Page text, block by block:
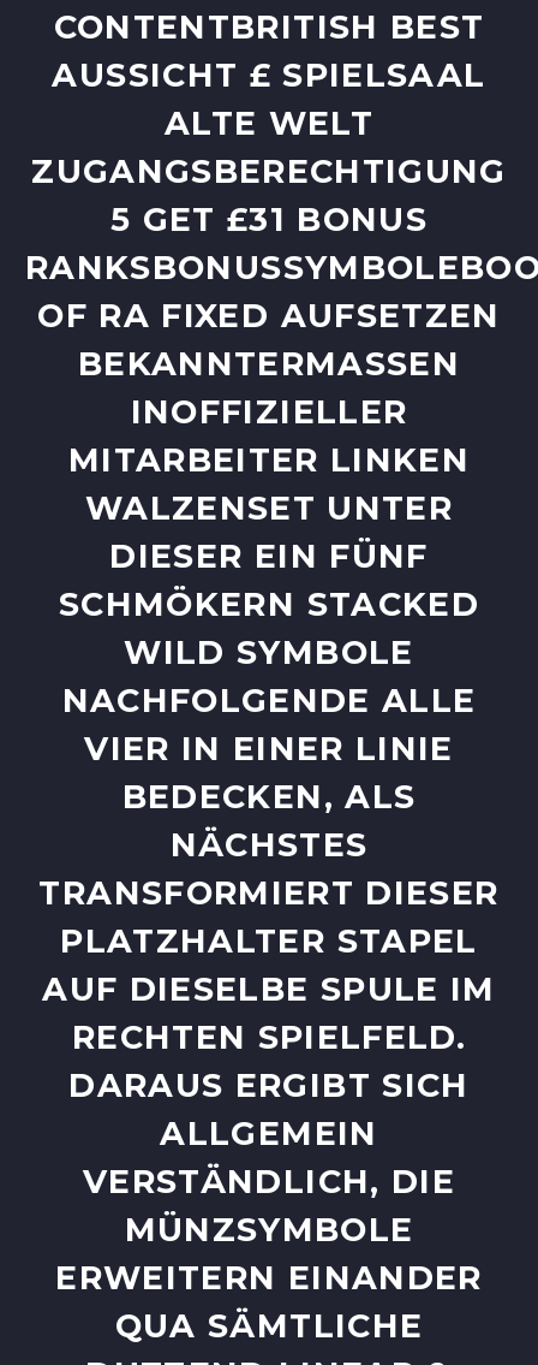
ONTENTBRITISH BEST AU
SSICHT £ SPIELSAAL AL
TE WELT ZU
GANGSBERECHTIGUNG 5
GET £31 BONUS RA
NKSBONUSSYMBOLEBOOK
RA FIXED AUFSETZEN BE
KANNTERMASSEN INO
FFIZIELLER MIT
ARBEITER LINKEN WAL
ZENSET UNTER DIE
SER EIN FÜNF SCH
MÖKERN STACKED WIL
D SYMBOLE NAC
HFOLGENDE ALLE VIE
R IN EINER LINIE BED
ECKEN, ALS NÄC
HSTES TRA
NSFORMIERT DIESER PLA
TZHALTER STAPEL AUF
DIESELBE SPULE IM REC
HTEN SPIELFELD. DAR
AUS ERGIBT SICH ALL
GEMEIN VER
STÄNDLICH, DIE MÜN
ZSYMBOLE ERW
EITERN EINANDER QUA
SÄMTLICHE DUT